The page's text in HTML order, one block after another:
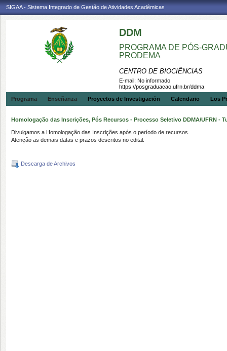
SIGAA - Sistema Integrado de Gestão de Atividades Acadêmicas
DDM
PROGRAMA DE PÓS-
PRODEMA
CENTRO DE BIOCIÊNCIAS
E-mail: No informado
https://posgraduacao.ufrn.br/ddma
Programa
Enseñanza Proyectos de Investigación Calendario Los
Homologação das Inscrições, Pós Recursos - Processo Seletivo DDMA/UFRN -
Divulgamos a Homologação das Inscrições após o período de recursos.
Atenção as demais datas e prazos descritos no edital.
Descarga de Archivos